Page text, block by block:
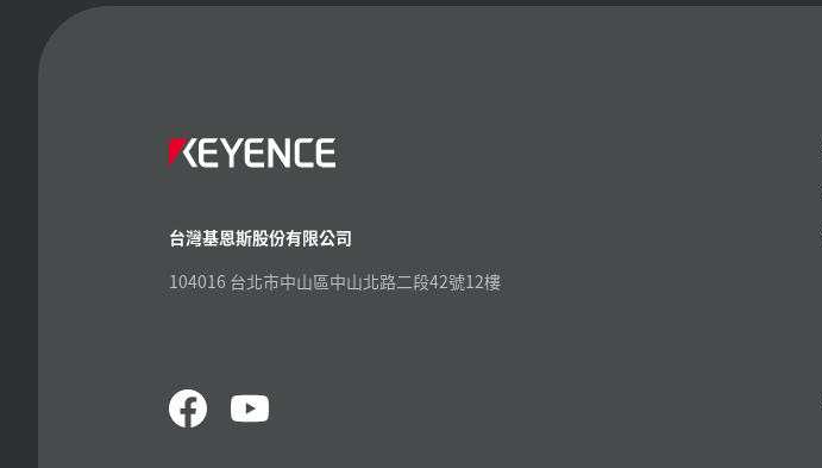
台灣基恩斯股份有限公司
104016 台北市中山區中山北路二段42號12樓